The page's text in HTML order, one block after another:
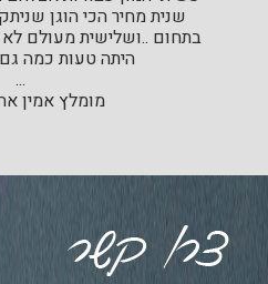
שנית מחיר הכי הוגן
בתחום ..ושלישית מעולם
היתה טעות כמה
...
מומלץ אמין